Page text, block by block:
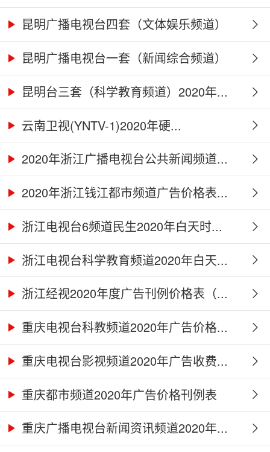
2... 昆明广播电视台四套（文体娱乐频道）
2... 昆明广播电视台一套（新闻综合频道）
2... 昆明台三套（科学教育频道）2020年...
云南卫视(YNTV-1)2020年硬...
2020年浙江广播电视台公共新闻频道...
2020年浙江钱江都市频道广告价格表...
浙江电视台6频道民生2020年白天时...
浙江电视台科学教育频道2020年白天...
浙江经视2020年度广告刊例价格表（...
重庆电视台科教频道2020年广告价格...
重庆电视台影视频道2020年广告收费...
重庆都市频道2020年广告价格刊例表
重庆广播电视台新闻资讯频道2020年...